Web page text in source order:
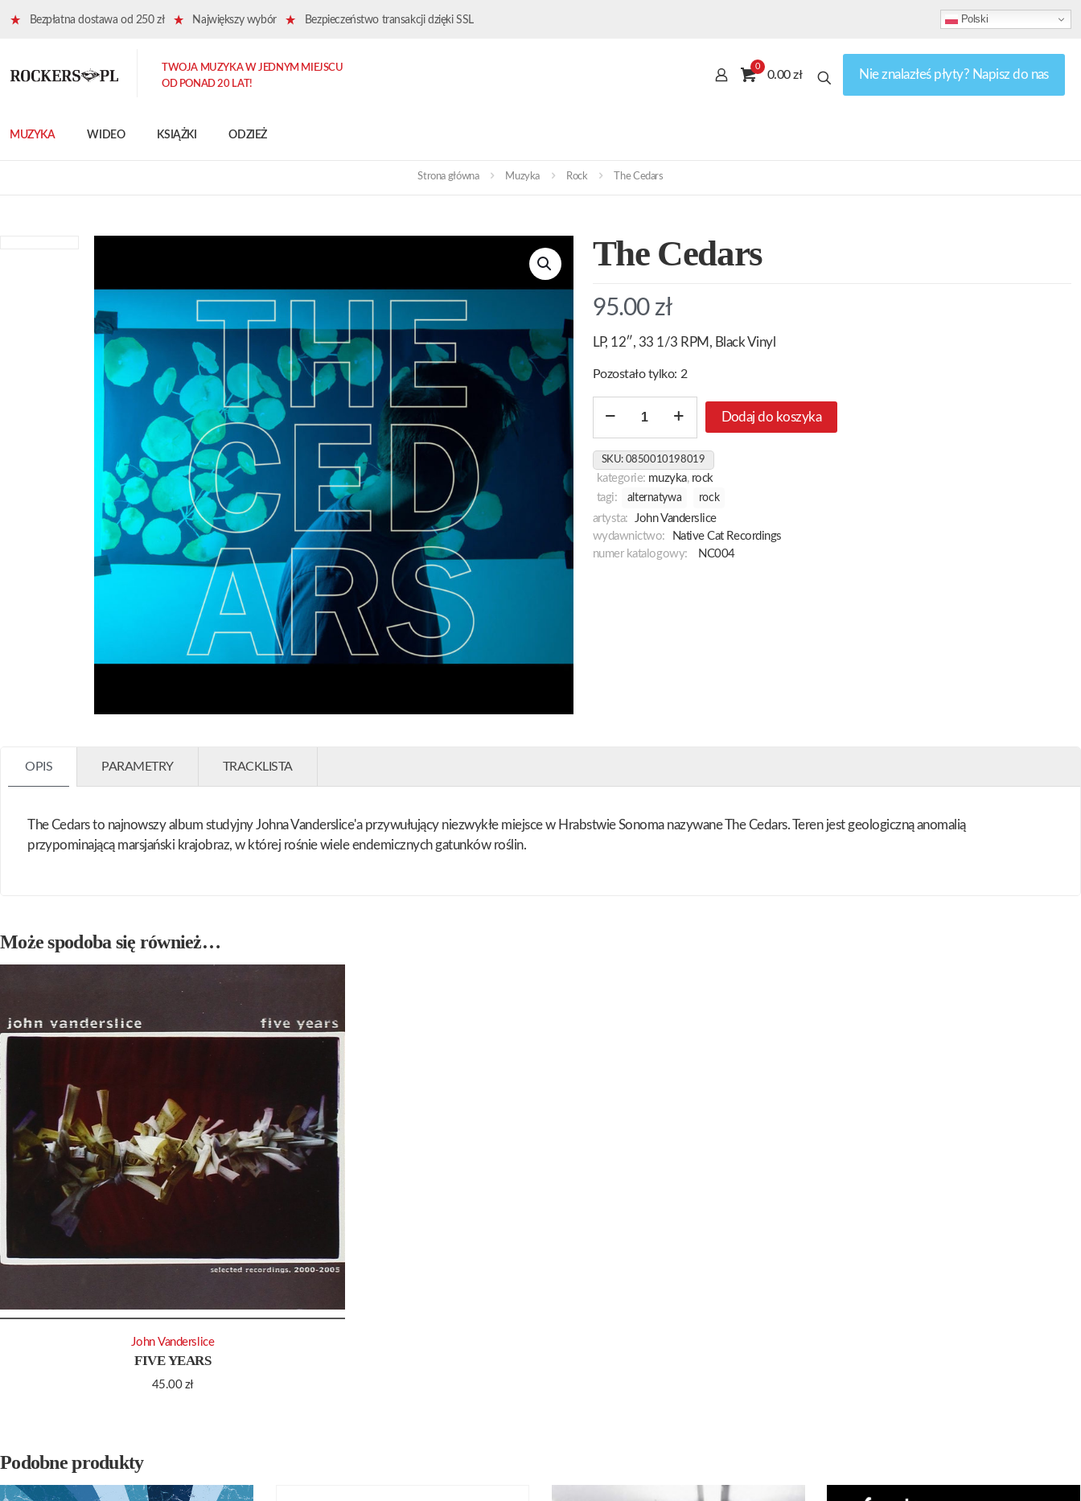
Bezpłatna dostawa od 250 zł Największy wybór Bezpieczeństwo transakcji dzięki SSL Polski
MUZYKA WIDEO KSIĄŻKI ODZIEŻ
TWOJA MUZYKA W JEDNYM MIEJSCU
OD PONAD 20 LAT!
0
0.00 zł Nie znalazłeś płyty? Napisz do nas
Strona główna Muzyka Rock The Cedars
The Cedars
95.00 zł
LP, 12″, 33 1/3 RPM, Black Vinyl
Pozostało tylko: 2
Dodaj do koszyka
SKU: 0850010198019
kategorie: muzyka, rock
tagi:
alternatywa rock
artysta:
John Vanderslice
wydawnictwo:
Native Cat Recordings
numer katalogowy:
NC004
OPIS PARAMETRY TRACKLISTA
The Cedars to najnowszy album studyjny Johna Vanderslice'a przywułujący niezwykłe miejsce w Hrabstwie Sonoma nazywane The Cedars. Teren jest geologiczną anomalią
przypominającą marsjański krajobraz, w której rośnie wiele endemicznych gatunków roślin.
Może spodoba się również…
FIVE YEARS
45.00 zł
John Vanderslice
Podobne produkty